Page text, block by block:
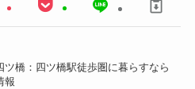
ツ橋：四ツ橋駅徒歩圏に暮らすなら
報